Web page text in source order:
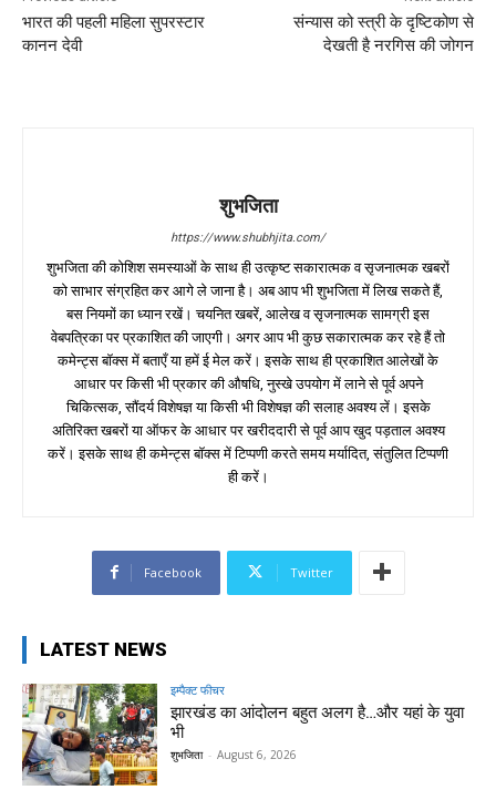
भारत की पहली महिला सुपरस्टार
कानन देवी
संन्यास को स्त्री के दृष्टिकोण से
देखती है नरगिस की जोगन
शुभजिता
https://www.shubhjita.com/
शुभजिता की कोशिश समस्याओं के साथ ही उत्कृष्ट सकारात्मक व सृजनात्मक खबरों
को साभार संग्रहित कर आगे ले जाना है। अब आप भी शुभजिता में लिख सकते हैं,
बस नियमों का ध्यान रखें। चयनित खबरें, आलेख व सृजनात्मक सामग्री इस
वेबपत्रिका पर प्रकाशित की जाएगी। अगर आप भी कुछ सकारात्मक कर रहे हैं तो
कमेन्ट्स बॉक्स में बताएँ या हमें ई मेल करें। इसके साथ ही प्रकाशित आलेखों के
आधार पर किसी भी प्रकार की औषधि, नुस्खे उपयोग में लाने से पूर्व अपने
चिकित्सक, सौंदर्य विशेषज्ञ या किसी भी विशेषज्ञ की सलाह अवश्य लें। इसके
अतिरिक्त खबरों या ऑफर के आधार पर खरीददारी से पूर्व आप खुद पड़ताल अवश्य
करें। इसके साथ ही कमेन्ट्स बॉक्स में टिप्पणी करते समय मर्यादित, संतुलित टिप्पणी
ही करें।
Facebook Twitter
LATEST NEWS
इम्पैक्ट फीचर
झारखंड का आंदोलन बहुत अलग है…और यहां के युवा
भी
शुभजिता - August 6, 2026